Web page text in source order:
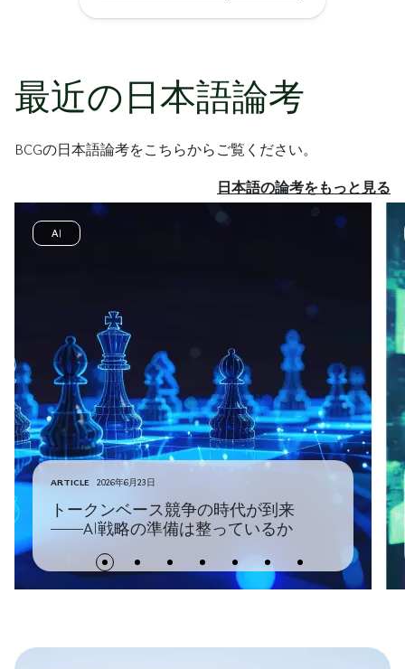
最近の日本語論考
BCGの日本語論考をこちらからご覧ください。
日本語の論考をもっと見る
AI
ARTICLE 2026年6月23日
トークンベース競争の時代が到来
――AI戦略の準備は整っているか